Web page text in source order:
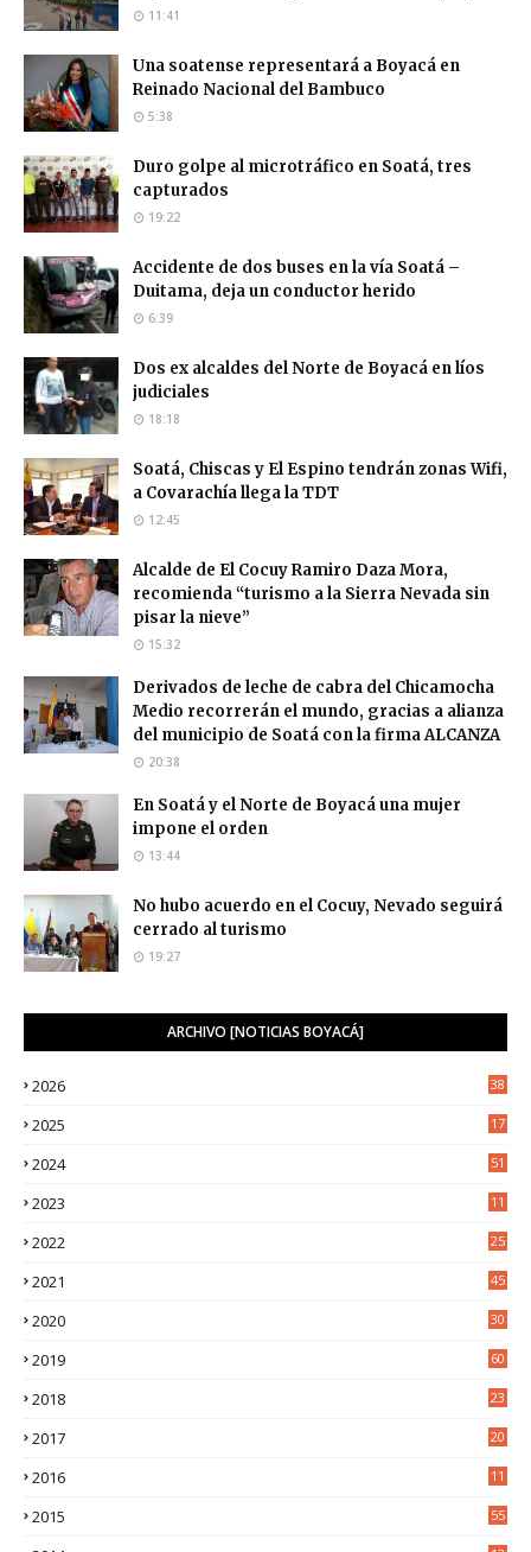
11:41
Una soatense representará a Boyacá en
Reinado Nacional del Bambuco
5:38
Duro golpe al microtráfico en Soatá, tres
capturados
19:22
Accidente de dos buses en la vía Soatá –
Duitama, deja un conductor herido
6:39
Dos ex alcaldes del Norte de Boyacá en líos
judiciales
18:18
Soatá, Chiscas y El Espino tendrán zonas Wifi,
a Covarachía llega la TDT
12:45
Alcalde de El Cocuy Ramiro Daza Mora,
recomienda “turismo a la Sierra Nevada sin
pisar la nieve”
15:32
Derivados de leche de cabra del Chicamocha
Medio recorrerán el mundo, gracias a alianza
del municipio de Soatá con la firma ALCANZA
20:38
En Soatá y el Norte de Boyacá una mujer
impone el orden
13:44
No hubo acuerdo en el Cocuy, Nevado seguirá
cerrado al turismo
19:27
ARCHIVO [NOTICIAS BOYACÁ]
2026 38
2025
17
2024 51
2023
11
2022
25
2021
45
2020
30
2019 60
2018
23
2017
20
2016
11
2015 55